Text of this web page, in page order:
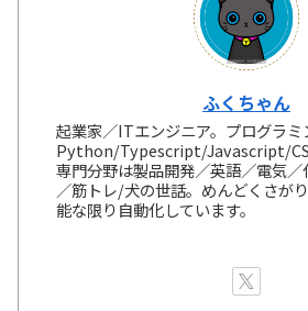
ふくちゃん
起業家／ITエンジニア。プログラミ
Python/Typescript/Javascript/
専門分野は製品開発／英語／電気／
／筋トレ/犬の世話。めんどくさが
能な限り自動化しています。